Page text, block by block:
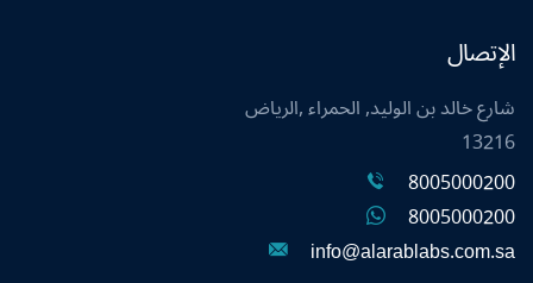
الإتصال
شارع خالد بن الوليد, الحمراء ,الرياض
13216
8005000200
8005000200
info@alarablabs.com.sa